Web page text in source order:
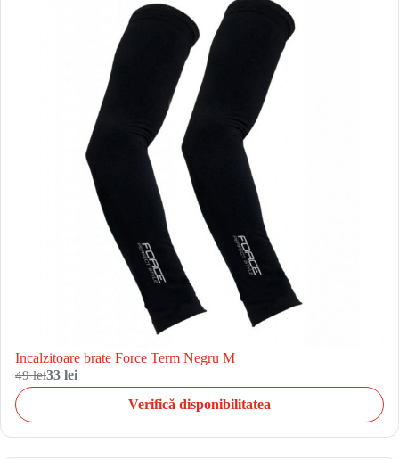
Incalzitoare brate Force Term Negru M
49 lei33 lei
Verifică disponibilitatea